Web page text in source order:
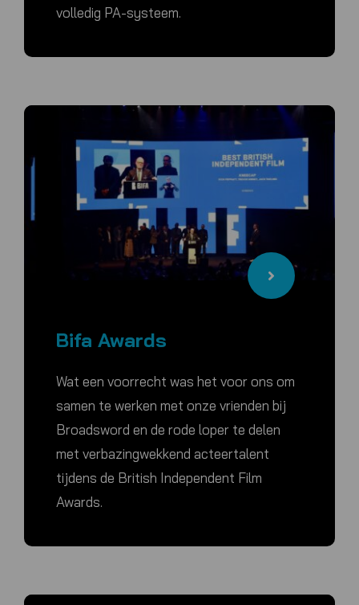
volledig PA-systeem.
Bifa Awards
Wat een voorrecht was het voor ons om
samen te werken met onze vrienden bij
Broadsword en de rode loper te delen
met verbazingwekkend acteertalent
tijdens de British Independent Film
Awards.